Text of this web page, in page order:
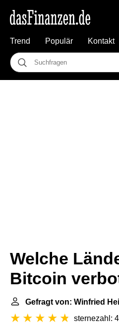
Trend Populär Kontakt
Welche
Bitcoin
Gefragt von: Winfried Heil
sternezahl: